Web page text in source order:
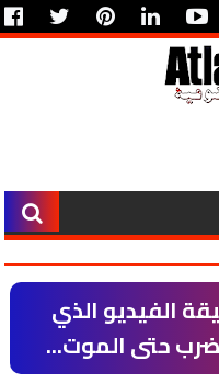
الفيديو الذي
حتى الموت...